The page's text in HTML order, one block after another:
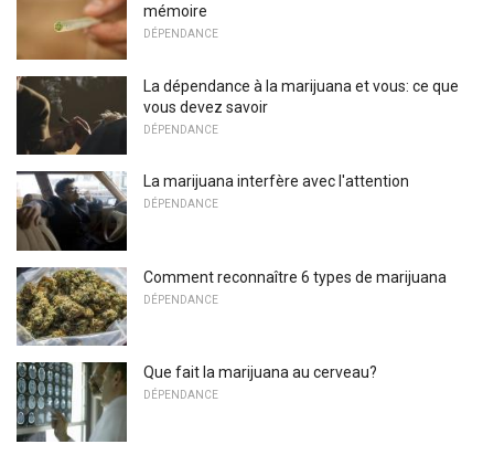
mémoire
DÉPENDANCE
La dépendance à la marijuana et vous: ce que
vous devez savoir
DÉPENDANCE
La marijuana interfère avec l'attention
DÉPENDANCE
Comment reconnaître 6 types de marijuana
DÉPENDANCE
Que fait la marijuana au cerveau?
DÉPENDANCE